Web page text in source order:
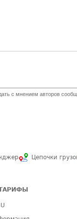
с мнением авторов
Цепочки